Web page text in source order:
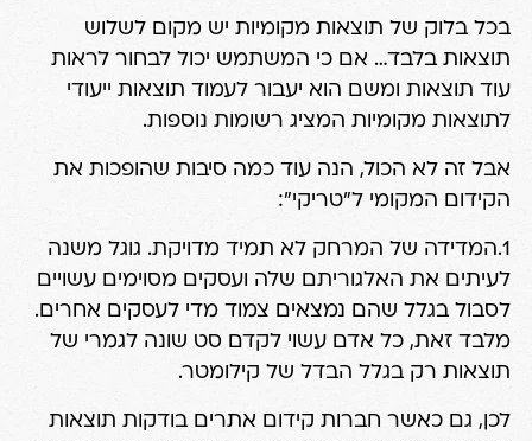
בכל בלוק של תוצאות מקומיות יש מקום לשלוש
תוצאות בלבד… אם כי המשתמש יכול לבחור לראות
עוד תוצאות ומשם הוא יעבור לעמוד תוצאות ייעודי
לתוצאות מקומיות המציג רשומות נוספות.
אבל זה לא הכול, הנה עוד כמה סיבות שהופכות את
הקידום המקומי ל"טריקי":
1.המדידה של המרחק לא תמיד מדויקת. גוגל משנה
לעיתים את האלגוריתם שלה ועסקים מסוימים עשויים
לסבול בגלל שהם נמצאים צמוד מדי לעסקים אחרים.
מלבד זאת, כל אדם עשוי לקדם סט שונה לגמרי של
תוצאות רק בגלל הבדל של קילומטר.
לכן, גם כאשר חברות קידום אתרים בודקות תוצאות